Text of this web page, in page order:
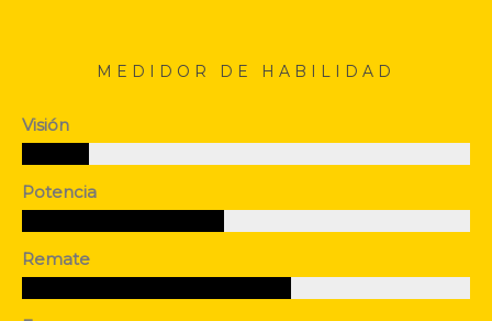
MEDIDOR DE HABILIDAD
Visión
Potencia
Remate